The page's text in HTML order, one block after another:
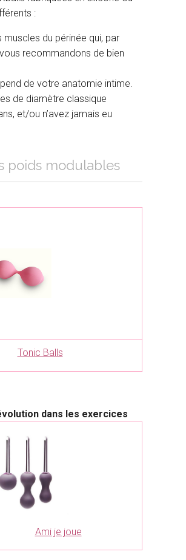
:
du périnée qui, par
recommandons de bien
de votre anatomie intime.
de diamètre classique
et/ou n’avez jamais eu
poids modulables
Tonic Balls
dans les exercices
Ami je joue